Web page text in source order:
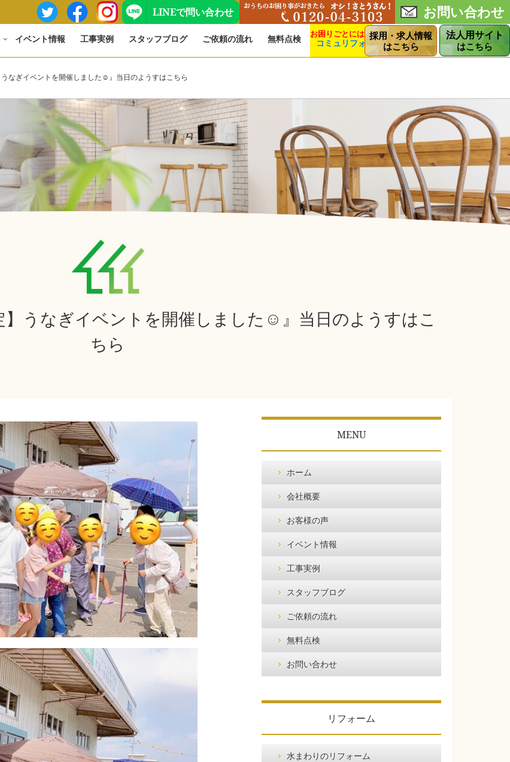
LINEで問い合わせ お問い合わせ
採用・求人情報
はこちら
法人用サイト
はこちら
イベント情報 工事実例 スタッフブログ ご依頼の流れ 無料点検 コミュリフォ ショップ
なぎイベントを開催しました☺』当日のようすはこちら
】うなぎイベントを開催しました☺』当日のようすはこ
ちら
MENU
ホーム
会社概要
お客様の声
イベント情報
工事実例
スタッフブログ
ご依頼の流れ
無料点検
お問い合わせ
リフォーム
水まわりのリフォーム